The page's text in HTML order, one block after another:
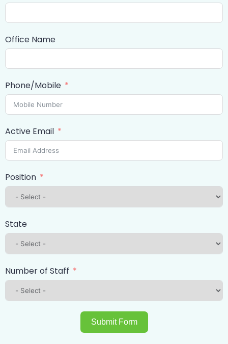
Office Name
Phone/Mobile
Active Email
Position
State
Number of Staff
Submit Form